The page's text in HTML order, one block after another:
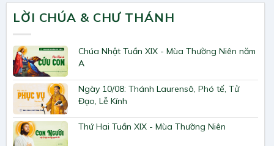
LỜI CHÚA & CHƯ THÁNH
Chúa Nhật Tuần XIX - Mùa Thường Niên năm
A
Ngày 10/08: Thánh Laurensô, Phó tế, Tử
Đạo, Lễ Kính
Thứ Hai Tuần XIX - Mùa Thường Niên